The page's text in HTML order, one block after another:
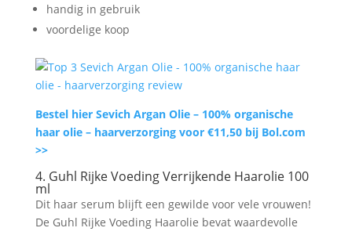
handig in gebruik
voordelige koop
Bestel hier Sevich Argan Olie – 100% organische
haar olie – haarverzorging voor €11,50 bij Bol.com
>>
4. Guhl Rijke Voeding Verrijkende Haarolie 100
ml
Dit haar serum blijft een gewilde voor vele vrouwen!
De Guhl Rijke Voeding Haarolie bevat waardevolle